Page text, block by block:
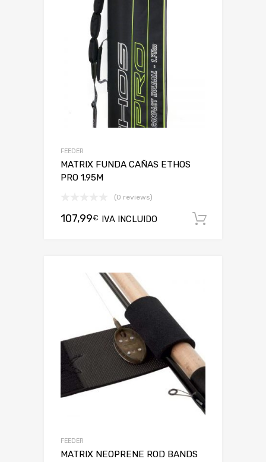
FEEDER
MATRIX FUNDA CAÑAS ETHOS
PRO 1.95M
(0 reviews)
107,99€ IVA INCLUIDO
FEEDER
MATRIX NEOPRENE ROD BANDS